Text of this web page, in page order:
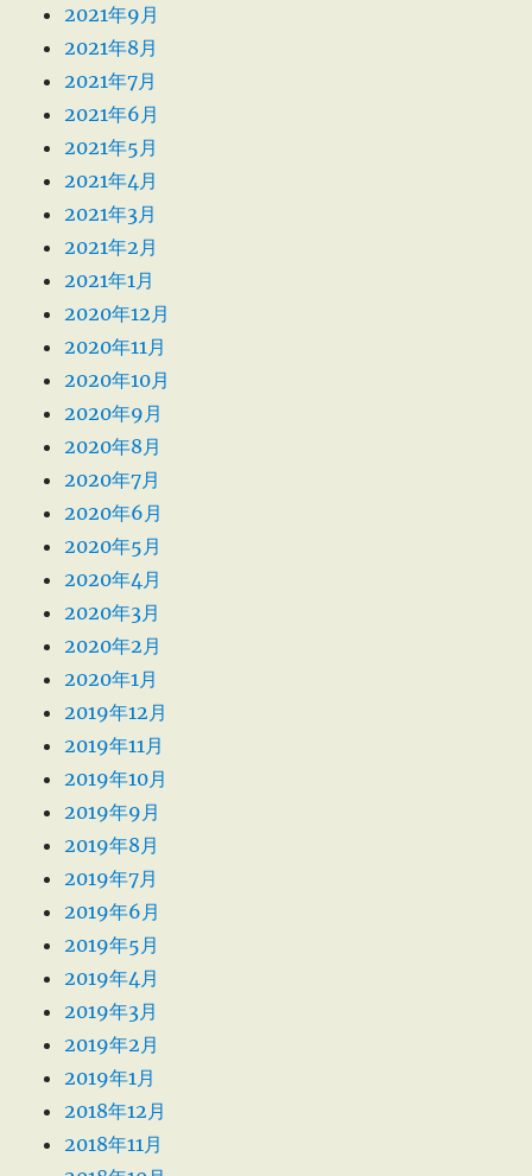
2021年9月
2021年8月
2021年7月
2021年6月
2021年5月
2021年4月
2021年3月
2021年2月
2021年1月
2020年12月
2020年11月
2020年10月
2020年9月
2020年8月
2020年7月
2020年6月
2020年5月
2020年4月
2020年3月
2020年2月
2020年1月
2019年12月
2019年11月
2019年10月
2019年9月
2019年8月
2019年7月
2019年6月
2019年5月
2019年4月
2019年3月
2019年2月
2019年1月
2018年12月
2018年11月